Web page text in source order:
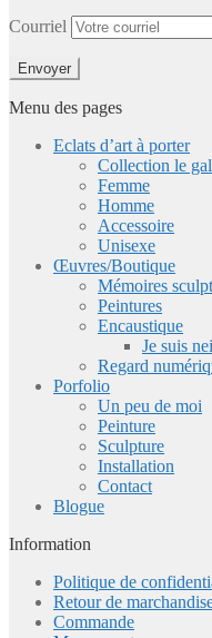
Courriel
Menu des pages
Eclats d’art à porter
Collection le
Femme
Homme
Accessoire
Unisexe
Œuvres/Boutique
Mémoires
Peintures
Encaustique
Je suis
Regard
Porfolio
Un peu de moi
Peinture
Sculpture
Installation
Contact
Blogue
Information
Politique de
Retour de
Commande